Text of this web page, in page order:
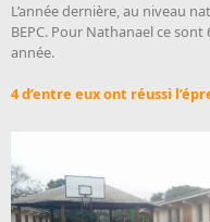
L’année dernière, au niveau
BEPC. Pour Nathanael ce
année.
4 d’entre eux ont réussi